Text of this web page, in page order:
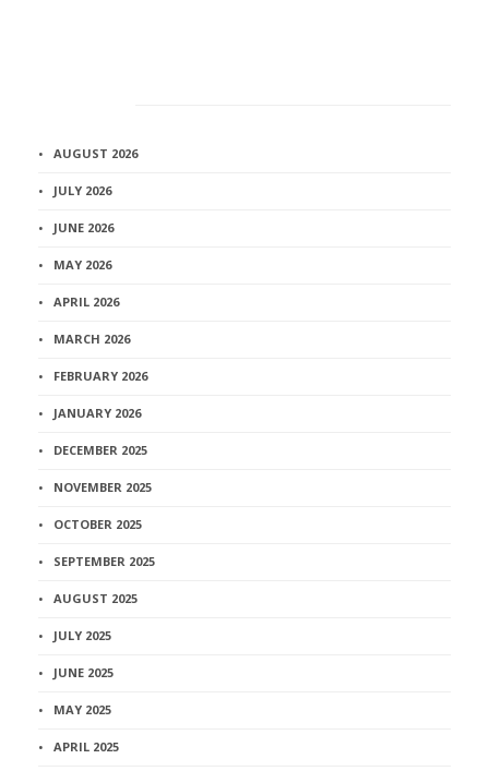
AUGUST 2026
JULY 2026
JUNE 2026
MAY 2026
APRIL 2026
MARCH 2026
FEBRUARY 2026
JANUARY 2026
DECEMBER 2025
NOVEMBER 2025
OCTOBER 2025
SEPTEMBER 2025
AUGUST 2025
JULY 2025
JUNE 2025
MAY 2025
APRIL 2025